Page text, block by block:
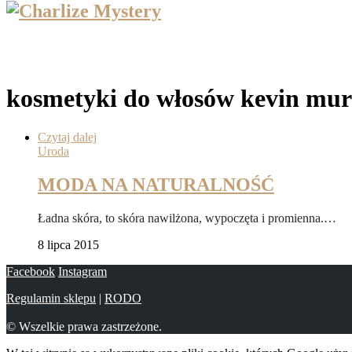
kosmetyki do włosów kevin
Czytaj dalej
Uroda
MODA NA NATURALNOŚĆ
Ładna skóra, to skóra nawilżona, wypoczęta i promienna.…
8 lipca 2015
Facebook Instagram
Regulamin sklepu | RODO
© Wszelkie prawa zastrzeżone.